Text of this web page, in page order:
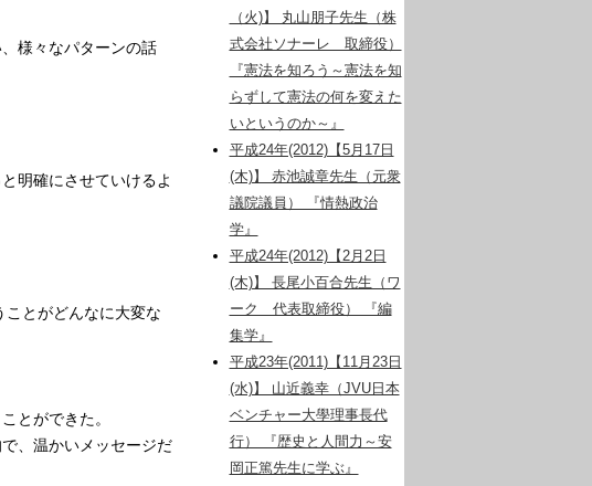
様々なパターンの話
明確にさせていけるよ
ことがどんなに大変な
とができた。
、温かいメッセージだ
（火)】 丸山朋子先生（株
式会社ソナーレ 取締役）
『憲法を知ろう～憲法を知
らずして憲法の何を変えた
いというのか～』
平成24年(2012)【5月17日
(木)】 赤池誠章先生（元衆
議院議員） 『情熱政治
学』
平成24年(2012)【2月2日
(木)】 長尾小百合先生（ワ
ーク 代表取締役） 『編
集学』
平成23年(2011)【11月23日
(水)】 山近義幸（JVU日本
ベンチャー大學理事長代
行） 『歴史と人間力～安
岡正篤先生に学ぶ』